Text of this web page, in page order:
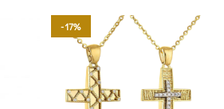
-17%